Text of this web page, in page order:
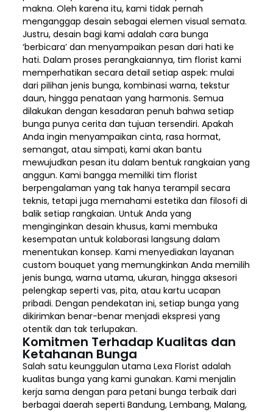
makna. Oleh karena itu, kami tidak pernah
menganggap desain sebagai elemen visual semata.
Justru, desain bagi kami adalah cara bunga
‘berbicara’ dan menyampaikan pesan dari hati ke
hati. Dalam proses perangkaiannya, tim florist kami
memperhatikan secara detail setiap aspek: mulai
dari pilihan jenis bunga, kombinasi warna, tekstur
daun, hingga penataan yang harmonis. Semua
dilakukan dengan kesadaran penuh bahwa setiap
bunga punya cerita dan tujuan tersendiri. Apakah
Anda ingin menyampaikan cinta, rasa hormat,
semangat, atau simpati, kami akan bantu
mewujudkan pesan itu dalam bentuk rangkaian yang
anggun. Kami bangga memiliki tim florist
berpengalaman yang tak hanya terampil secara
teknis, tetapi juga memahami estetika dan filosofi di
balik setiap rangkaian. Untuk Anda yang
menginginkan desain khusus, kami membuka
kesempatan untuk kolaborasi langsung dalam
menentukan konsep. Kami menyediakan layanan
custom bouquet yang memungkinkan Anda memilih
jenis bunga, warna utama, ukuran, hingga aksesori
pelengkap seperti vas, pita, atau kartu ucapan
pribadi. Dengan pendekatan ini, setiap bunga yang
dikirimkan benar-benar menjadi ekspresi yang
otentik dan tak terlupakan.
Komitmen Terhadap Kualitas dan
Ketahanan Bunga
Salah satu keunggulan utama Lexa Florist adalah
kualitas bunga yang kami gunakan. Kami menjalin
kerja sama dengan para petani bunga terbaik dari
berbagai daerah seperti Bandung, Lembang, Malang,